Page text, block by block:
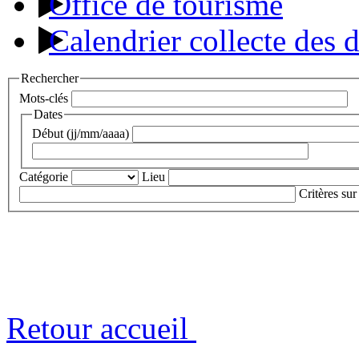
Calendrier collecte des
Rechercher
Mots-clés
Dates
Début (jj/mm/aaaa)
Catégorie
Lieu
Critères sur
Retour accueil